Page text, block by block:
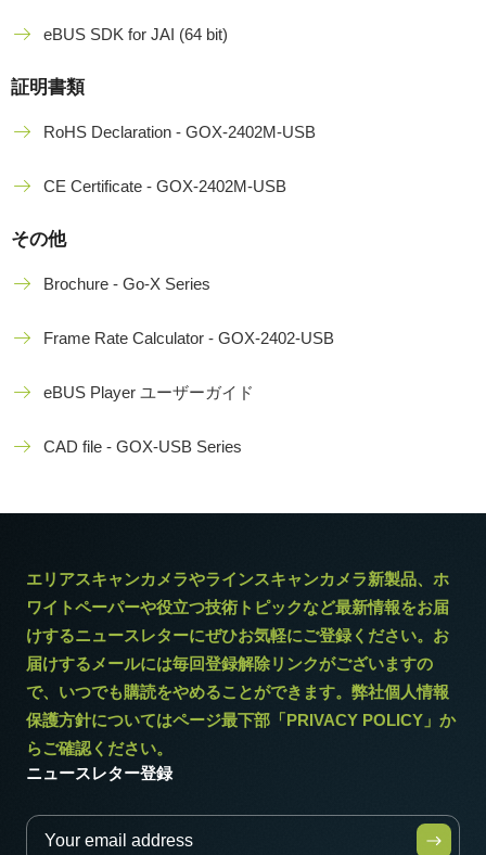
eBUS SDK for JAI (64 bit)
証明書類
RoHS Declaration - GOX-2402M-USB
CE Certificate - GOX-2402M-USB
その他
Brochure - Go-X Series
Frame Rate Calculator - GOX-2402-USB
eBUS Player ユーザーガイド
CAD file - GOX-USB Series
エリアスキャンカメラやラインスキャンカメラ新製品、ホ
ワイトペーパーや役立つ技術トピックなど最新情報をお届
けするニュースレターにぜひお気軽にご登録ください。お
届けするメールには毎回登録解除リンクがございますの
で、いつでも購読をやめることができます。弊社個人情報
保護方針についてはページ最下部「PRIVACY POLICY」か
らご確認ください。
ニュースレター登録